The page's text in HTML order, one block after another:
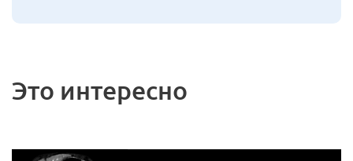
Это интересно